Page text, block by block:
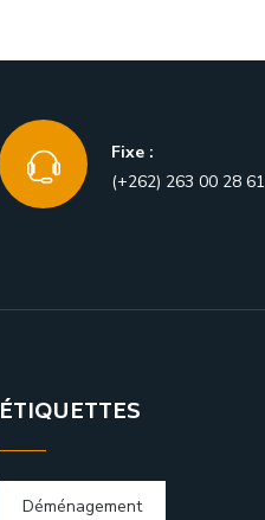
Fixe :
(+262) 263 00 28 61
ÉTIQUETTES
Déménagement